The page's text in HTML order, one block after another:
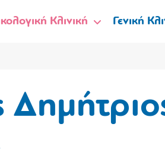
Κλινική Γενική